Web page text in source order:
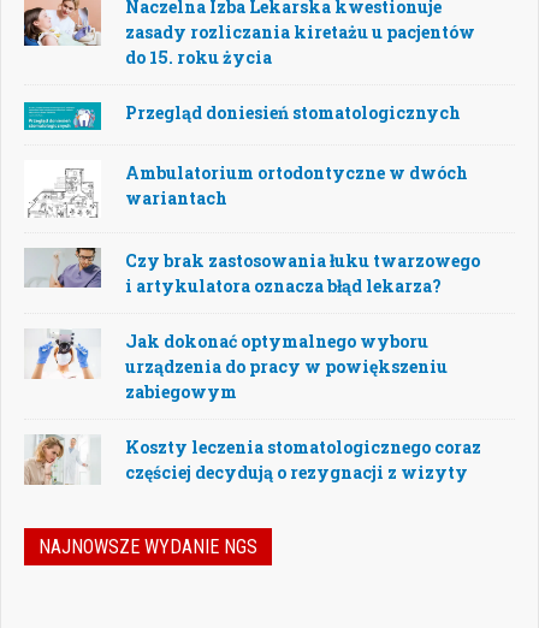
Naczelna Izba Lekarska kwestionuje
zasady rozliczania kiretażu u pacjentów
do 15. roku życia
Przegląd doniesień stomatologicznych
Ambulatorium ortodontyczne w dwóch
wariantach
Czy brak zastosowania łuku twarzowego
i artykulatora oznacza błąd lekarza?
Jak dokonać optymalnego wyboru
urządzenia do pracy w powiększeniu
zabiegowym
Koszty leczenia stomatologicznego coraz
częściej decydują o rezygnacji z wizyty
NAJNOWSZE WYDANIE NGS